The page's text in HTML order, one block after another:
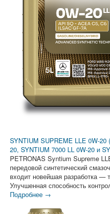
SYNTIUM SUPREME LLE 0W-
20, SYNTIUM 7000 LL 0W-20 и
PETRONAS Syntium Supreme
передовой синтетический
входит новейшая разработка —
Улучшенная способность
Подробнее →